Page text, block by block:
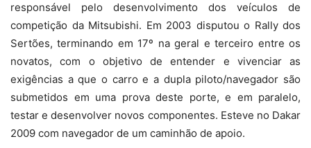
responsável pelo desenvolvimento dos veículos de
competição da Mitsubishi. Em 2003 disputou o Rally dos
Sertões, terminando em 17º na geral e terceiro entre os
novatos, com o objetivo de entender e vivenciar as
exigências a que o carro e a dupla piloto/navegador são
submetidos em uma prova deste porte, e em paralelo,
testar e desenvolver novos componentes. Esteve no Dakar
2009 com navegador de um caminhão de apoio.